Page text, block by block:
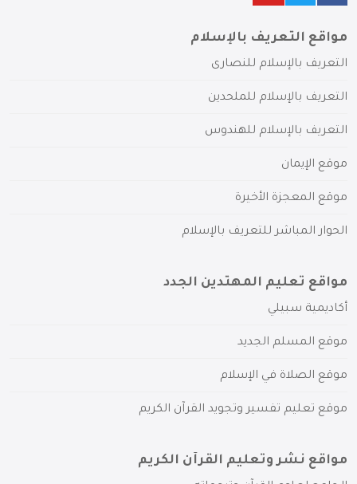
مواقع التعريف بالإسلام
التعريف بالإسلام للنصارى
التعريف بالإسلام للملحدين
التعريف بالإسلام للهندوس
موقع الإيمان
موقع المعجزة الأخيرة
الحوار المباشر للتعريف بالإسلام
مواقع تعليم المهتدين الجدد
أكاديمية سبيلي
موقع المسلم الجديد
موقع الصلاة في الإسلام
موقع تعليم تفسير وتجويد القرآن الكريم
مواقع نشر وتعليم القرآن الكريم